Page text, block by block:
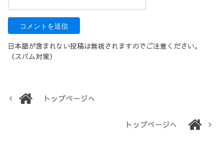
日本語が含まれない投稿は無視されますのでご注意ください。
（スパム対策）
トップページへ
トップページへ